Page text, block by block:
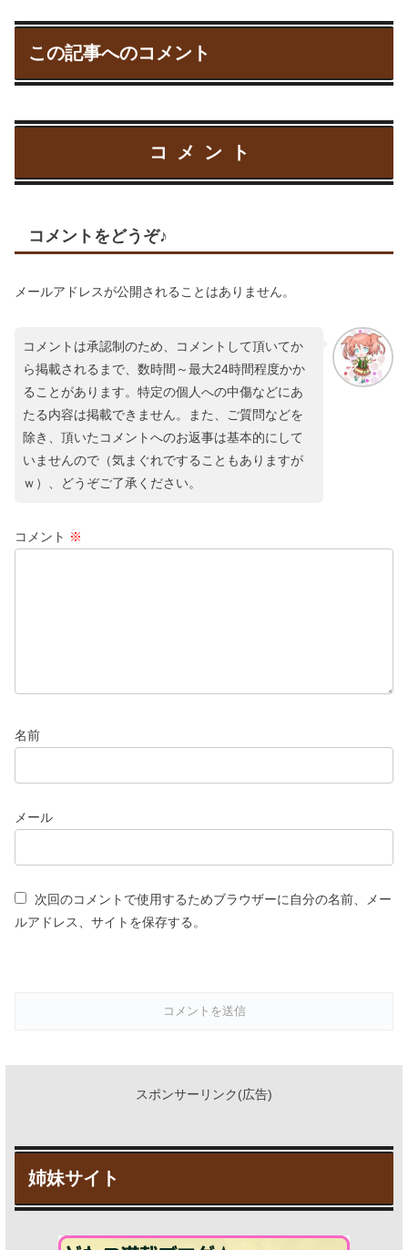
この記事へのコメント
コメント
コメントをどうぞ♪
メールアドレスが公開されることはありません。
コメントは承認制のため、コメントして頂いてか
ら掲載されるまで、数時間～最大24時間程度かか
ることがあります。特定の個人への中傷などにあ
たる内容は掲載できません。また、ご質問などを
除き、頂いたコメントへのお返事は基本的にして
いませんので（気まぐれですることもありますが
ｗ）、どうぞご了承ください。
コメント ※
名前
メール
次回のコメントで使用するためブラウザーに自分の名前、メー
ルアドレス、サイトを保存する。
スポンサーリンク(広告)
姉妹サイト